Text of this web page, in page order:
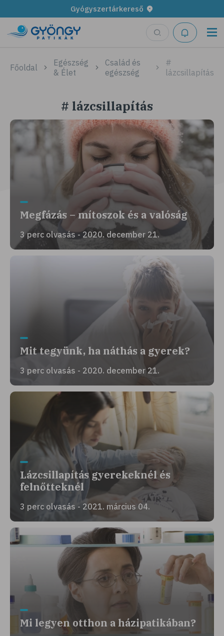
Gyógyszertárkereső
Főoldal
Egészség
& Élet
Család és
egészség
#
lázcsillapítás
# lázcsillapítás
Megfázás – mítoszok és a valóság
3 perc olvasás - 2020. december 21.
Mit tegyünk, ha náthás a gyerek?
3 perc olvasás - 2020. december 21.
Lázcsillapítás gyerekeknél és
felnőtteknél
3 perc olvasás - 2021. március 04.
Mi legyen otthon a házipatikában?